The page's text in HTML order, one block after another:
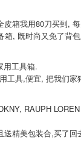
箱我用80刀买到,
箱, 既时尚又免了背
工具箱.
具,便宜, 把我们家
RAUPH
精美包装合,买了回